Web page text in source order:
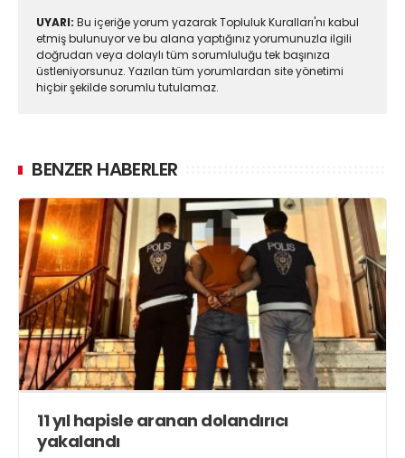
UYARI: Bu içeriğe yorum yazarak Topluluk Kuralları'nı kabul
etmiş bulunuyor ve bu alana yaptığınız yorumunuzla ilgili
doğrudan veya dolaylı tüm sorumluluğu tek başınıza
üstleniyorsunuz. Yazılan tüm yorumlardan site yönetimi
hiçbir şekilde sorumlu tutulamaz.
BENZER HABERLER
11 yıl hapisle aranan dolandırıcı
yakalandı